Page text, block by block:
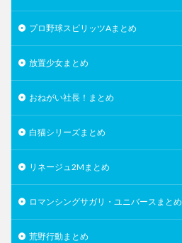
プロ野球スピリッツAまとめ
放置少女まとめ
おねがい社長！まとめ
白猫シリーズまとめ
リネージュ2Mまとめ
ロマンシングサガリ・ユニバースまとめ
荒野行動まとめ